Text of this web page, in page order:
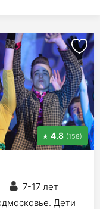
4.8 (158)
7-17 лет
Дети